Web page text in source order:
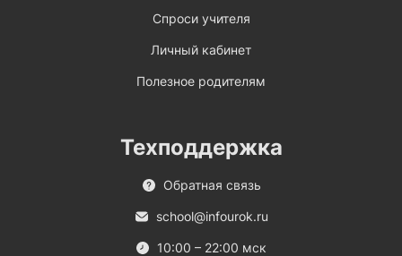
Спроси учителя
Личный кабинет
Полезное родителям
Техподдержка
Обратная связь
school@infourok.ru
10:00 – 22:00 мск